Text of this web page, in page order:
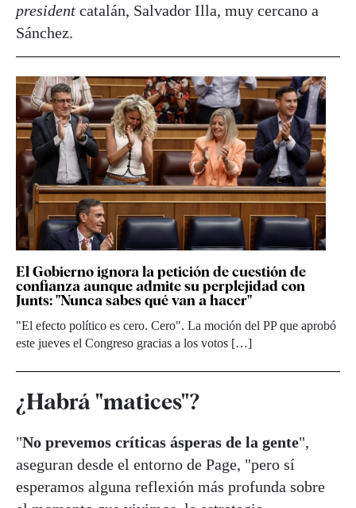
president catalán, Salvador Illa, muy cercano a
Sánchez.
El Gobierno ignora la petición de cuestión de
confianza aunque admite su perplejidad con
Junts: "Nunca sabes qué van a hacer"
"El efecto político es cero. Cero". La moción del PP que aprobó
este jueves el Congreso gracias a los votos […]
¿Habrá "matices"?
"No prevemos críticas ásperas de la gente",
aseguran desde el entorno de Page, "pero sí
esperamos alguna reflexión más profunda sobre